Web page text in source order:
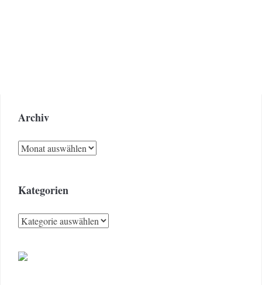
Archiv
Archiv
Kategorien
Kategorien